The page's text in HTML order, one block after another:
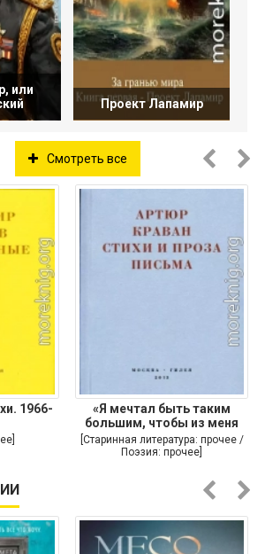
или
Проект Лапамир
Смотреть все
1966-
«Я мечтал быть таким
большим, чтобы из меня
[Старинная литература: прочее /
Поэзия: прочее]